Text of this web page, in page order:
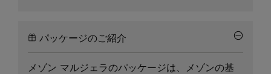
パッケージのご紹介
メゾン マルジェラのパッケージは、メゾンの基